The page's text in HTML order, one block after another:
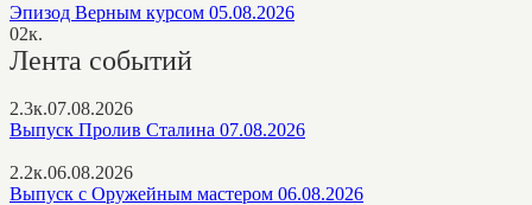
Эпизод Верным курсом 05.08.2026
02к.
Лента событий
2.3к.07.08.2026
Выпуск Пролив Сталина 07.08.2026
2.2к.06.08.2026
Выпуск с Оружейным мастером 06.08.2026